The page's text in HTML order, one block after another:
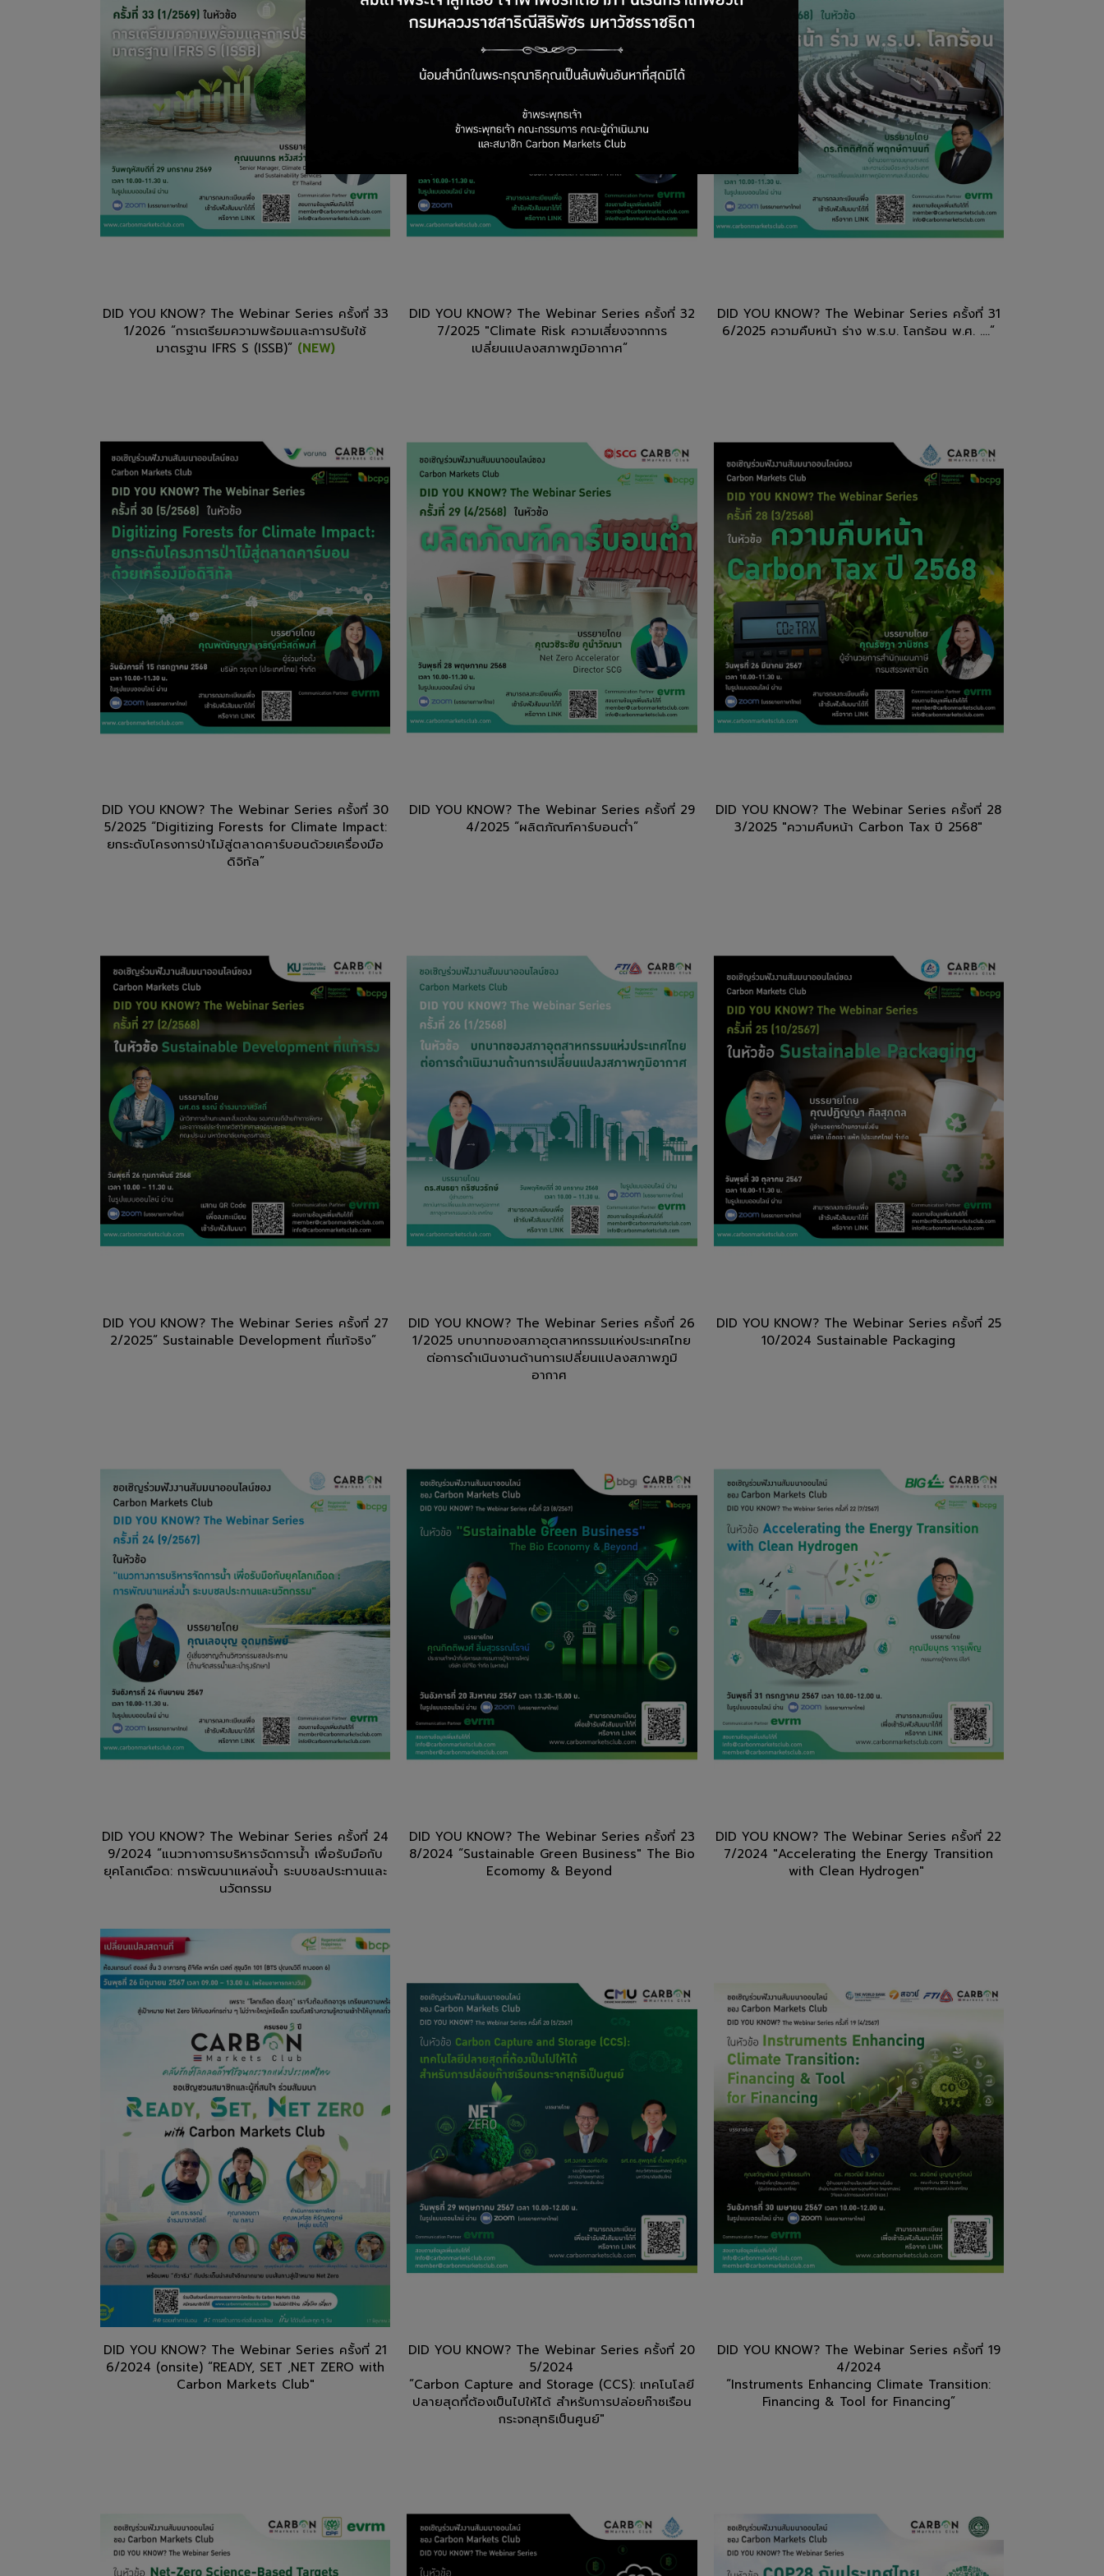
DID YOU KNOW? The Webinar Series ครั้งที่ 33
1/2026 “การเตรียมความพร้อมและการปรับใช้
มาตรฐาน IFRS S (ISSB)” (NEW)
DID YOU KNOW? The Webinar Series ครั้งที่ 32
7/2025 "Climate Risk ความเสี่ยงจากการ
เปลี่ยนแปลงสภาพภูมิอากาศ“
DID YOU KNOW? The Webinar Series ครั้งที่ 31
6/2025 ความคืบหน้า ร่าง พ.ร.บ. โลกร้อน พ.ศ. ....“
DID YOU KNOW? The Webinar Series ครั้งที่ 30
5/2025 “Digitizing Forests for Climate Impact:
ยกระดับโครงการป่าไม้สู่ตลาดคาร์บอนด้วยเครื่องมือ
ดิจิทัล”
DID YOU KNOW? The Webinar Series ครั้งที่ 29
4/2025 “ผลิตภัณฑ์คาร์บอนต่ำ”
DID YOU KNOW? The Webinar Series ครั้งที่ 28
3/2025 "ความคืบหน้า Carbon Tax ปี 2568"
DID YOU KNOW? The Webinar Series ครั้งที่ 27
2/2025“ Sustainable Development ที่แท้จริง”
DID YOU KNOW? The Webinar Series ครั้งที่ 26
1/2025 บทบาทของสภาอุตสาหกรรมแห่งประเทศไทย
ต่อการดำเนินงานด้านการเปลี่ยนแปลงสภาพภูมิ
อากาศ
DID YOU KNOW? The Webinar Series ครั้งที่ 25
10/2024 Sustainable Packaging
DID YOU KNOW? The Webinar Series ครั้งที่ 24
9/2024 “แนวทางการบริหารจัดการน้ำ เพื่อรับมือกับ
ยุคโลกเดือด: การพัฒนาแหล่งน้ำ ระบบชลประทานและ
นวัตกรรม
DID YOU KNOW? The Webinar Series ครั้งที่ 23
8/2024 “Sustainable Green Business" The Bio
Ecomomy & Beyond
DID YOU KNOW? The Webinar Series ครั้งที่ 22
7/2024 "Accelerating the Energy Transition
with Clean Hydrogen"
DID YOU KNOW? The Webinar Series ครั้งที่ 21
6/2024 (onsite) “READY, SET ,NET ZERO with
Carbon Markets Club"
DID YOU KNOW? The Webinar Series ครั้งที่ 20
5/2024
“Carbon Capture and Storage (CCS): เทคโนโลยี
ปลายสุดที่ต้องเป็นไปให้ได้ สำหรับการปล่อยก๊าซเรือน
กระจกสุทธิเป็นศูนย์"
DID YOU KNOW? The Webinar Series ครั้งที่ 19
4/2024
“Instruments Enhancing Climate Transition:
Financing & Tool for Financing”